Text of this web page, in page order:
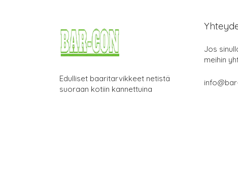
Edulliset baaritarvikkeet netistä
suoraan kotiin kannettuina
Jos
meihin